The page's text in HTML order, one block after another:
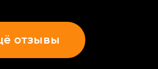
отзывы